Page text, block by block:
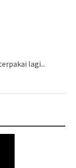
lagi...